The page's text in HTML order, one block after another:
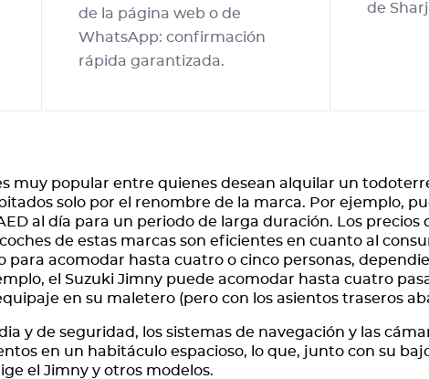
de la página web o de
WhatsApp: confirmación
rápida garantizada.
de
muy popular entre quienes desean alquilar un
solo por el renombre de la marca. Por ejemplo,
al día para un periodo de larga duración. Los precios
coches de estas marcas son eficientes en cuanto al
para acomodar hasta cuatro o cinco personas,
el Suzuki Jimny puede acomodar hasta cuatro
en su maletero (pero con los asientos traseros
y de seguridad, los sistemas de navegación y las
en un habitáculo espacioso, lo que, junto con su
el Jimny y otros modelos.